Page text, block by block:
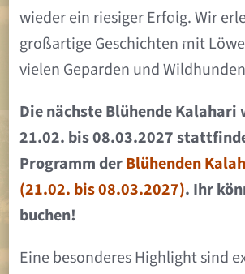
wieder ein riesiger Erfolg. Wir
großartige Geschichten mit
vielen Geparden und
Die nächste Blühende Kalahari
21.02. bis 08.03.2027
Programm derBlühenden
(21.02. bis 08.03.2027). Ihr
buchen!
Eine besonderes Highlight sind